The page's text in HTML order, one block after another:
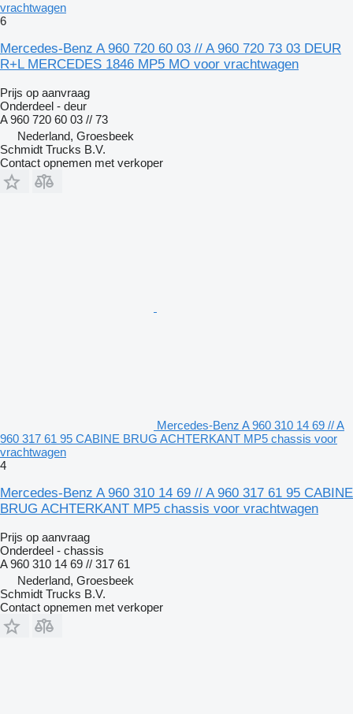
vrachtwagen
6
Mercedes-Benz A 960 720 60 03 // A 960 720 73 03 DEUR
R+L MERCEDES 1846 MP5 MO voor vrachtwagen
Prijs op aanvraag
Onderdeel - deur
A 960 720 60 03 // 73
Nederland, Groesbeek
Schmidt Trucks B.V.
Contact opnemen met verkoper
Mercedes-Benz A 960 310 14 69 // A
960 317 61 95 CABINE BRUG ACHTERKANT MP5 chassis voor
vrachtwagen
4
Mercedes-Benz A 960 310 14 69 // A 960 317 61 95 CABINE
BRUG ACHTERKANT MP5 chassis voor vrachtwagen
Prijs op aanvraag
Onderdeel - chassis
A 960 310 14 69 // 317 61
Nederland, Groesbeek
Schmidt Trucks B.V.
Contact opnemen met verkoper